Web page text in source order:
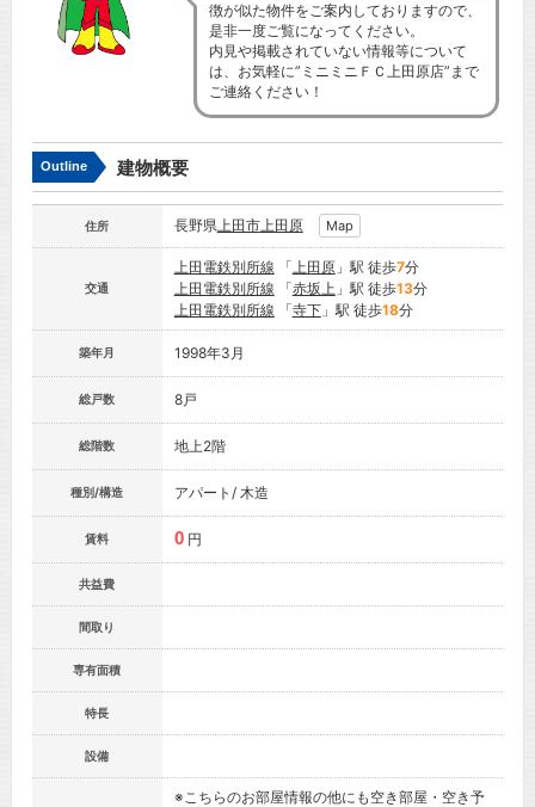
徴が似た物件をご案内しておりますので、
是非一度ご覧になってください。
内見や掲載されていない情報等について
は、お気軽に”ミニミニＦＣ上田原店”まで
ご連絡ください！
Outline 建物概要
住所 長野県上田市上田原 Map
交通
上田電鉄別所線 「上田原」駅 徒歩7分
上田電鉄別所線 「赤坂上」駅 徒歩13分
上田電鉄別所線 「寺下」駅 徒歩18分
築年月 1998年3月
総戸数 8戸
総階数 地上2階
種別/構造 アパート/ 木造
賃料 0 円
共益費
間取り
専有面積
特長
設備
※こちらのお部屋情報の他にも空き部屋・空き予